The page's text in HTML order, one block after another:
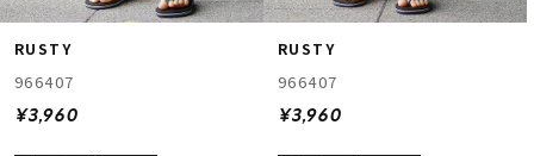
RUSTY
966407
¥3,960
RUSTY
966407
¥3,960